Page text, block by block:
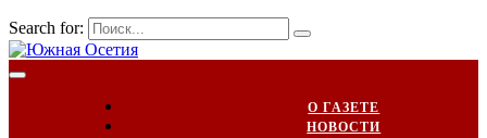
Search for:
О ГАЗЕТЕ
НОВОСТИ